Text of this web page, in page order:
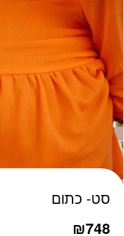
סט- כתום
₪748
כמות סט- כתום